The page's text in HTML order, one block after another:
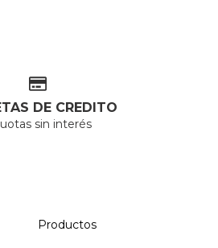
DE CREDITO
sin interés
Productos